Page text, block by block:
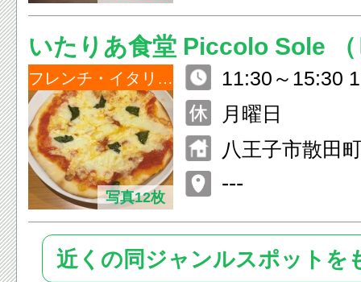
いたりあ食堂 Piccolo Sole
ーレ）
フレンチ・イタリアン
写真12枚
11:30～15:30
月曜日
八王子市散田
---
近くの同ジャンルスポットを